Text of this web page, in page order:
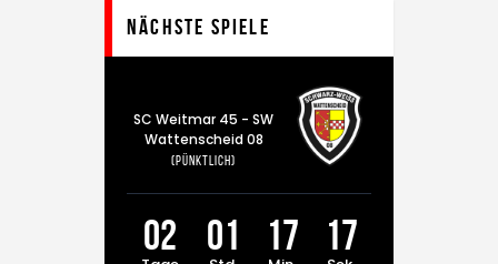
Nächste Spiele
SC Weitmar 45 - SW
Wattenscheid 08
(Pünktlich)
02 01 17 17